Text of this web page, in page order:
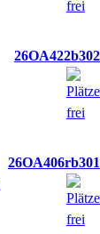
26OA422b302
26OA406rb301